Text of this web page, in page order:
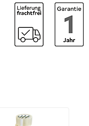
Maße
Breite [mm]